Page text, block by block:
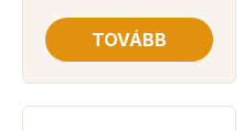
TOVÁBB